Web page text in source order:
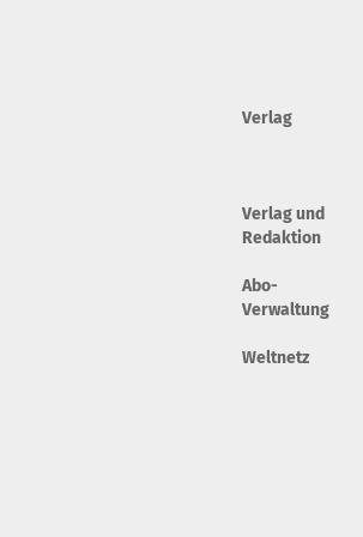
Verlag
Verlag und
Redaktion
Abo-
Verwaltung
Weltnetz